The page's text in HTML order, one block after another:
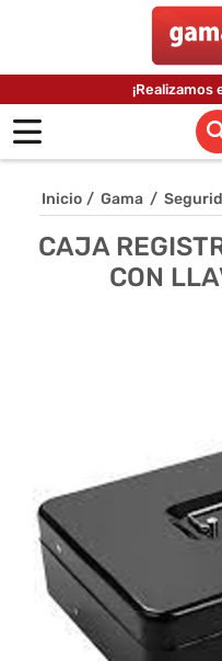
¡Realizamos
Inicio / Gama /
CAJA
CON